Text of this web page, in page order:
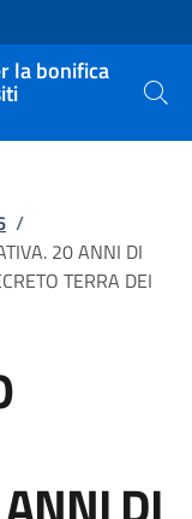
la bonifica
Cerca
/
20 ANNI DI
TERRA DEI